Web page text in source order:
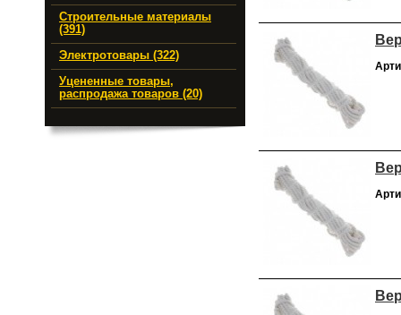
Строительные материалы
(391)
Электротовары (322)
Уцененные товары,
распродажа товаров (20)